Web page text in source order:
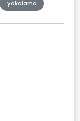
yakalama